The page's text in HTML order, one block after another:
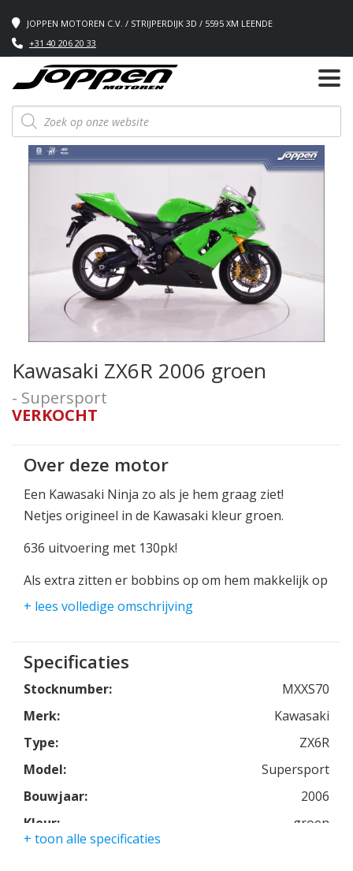
JOPPEN MOTOREN C.V. / STRIJPERDIJK 3D / 5595 XM LEENDE
+31 40 206 20 33
Producten
zoeken
Kawasaki ZX6R 2006 groen
- Supersport
VERKOCHT
Over deze motor
Een Kawasaki Ninja zo als je hem graag ziet!
Netjes origineel in de Kawasaki kleur groen.
636 uitvoering met 130pk!
Als extra zitten er bobbins op om hem makkelijk op
de bok te zetten.
+ lees volledige omschrijving
Specificaties
Stocknumber:
MXXS70
Merk:
Kawasaki
Type:
ZX6R
Model:
Supersport
Bouwjaar:
2006
Kleur:
groen
+ toon alle specificaties